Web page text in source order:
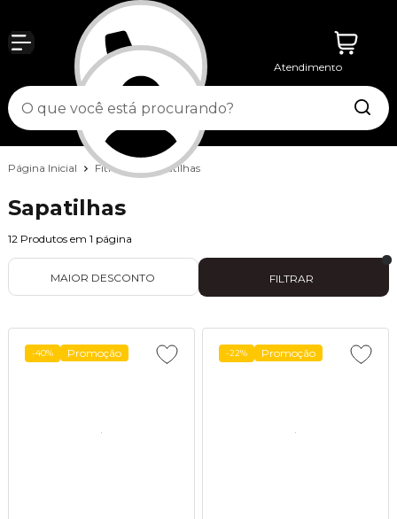
Atendimento
Página Inicial Fitness Sapatilhas
Sapatilhas
12 Produtos em 1 página
FILTRAR
MAIOR DESCONTO
-40% Promoção -22% Promoção